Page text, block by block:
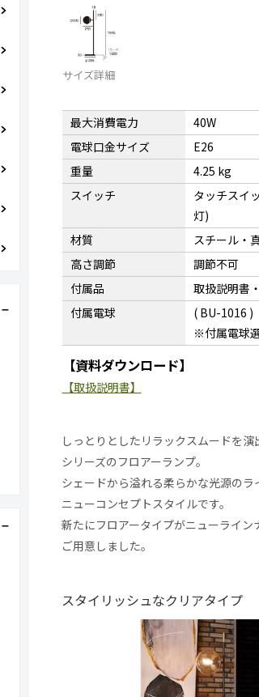
サイズ詳細
最大消費電力
40W
電球口金サイズ
E26
重量
4.25 kg
スイッチ
タッチス
灯)
材質
スチール・
高さ調節
調節不可
付属品
取扱説明書
付属電球
( BU-1016 )
※付属電球
【資料ダウンロード】
【取扱説明書】
しっとりとしたリラックスムードを
シリーズのフロアーランプ。
シェードから溢れる柔らかな光源の
ニューコンセプトスタイルです。
新たにフロアータイプがニューライ
ご用意しました。
スタイリッシュなクリアタイプ